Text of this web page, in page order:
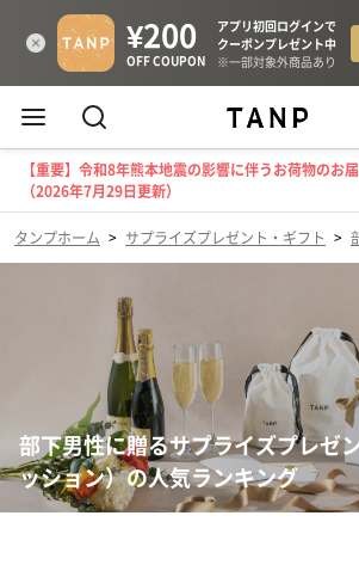
【重要】令和8年熊本地震の影響に伴うお荷物のお
（2026年7月29日更新）
タンプホーム > サプライズプレゼント・ギフト >
部下男性に贈るサプライズプレゼ
ッション）の人気ランキング